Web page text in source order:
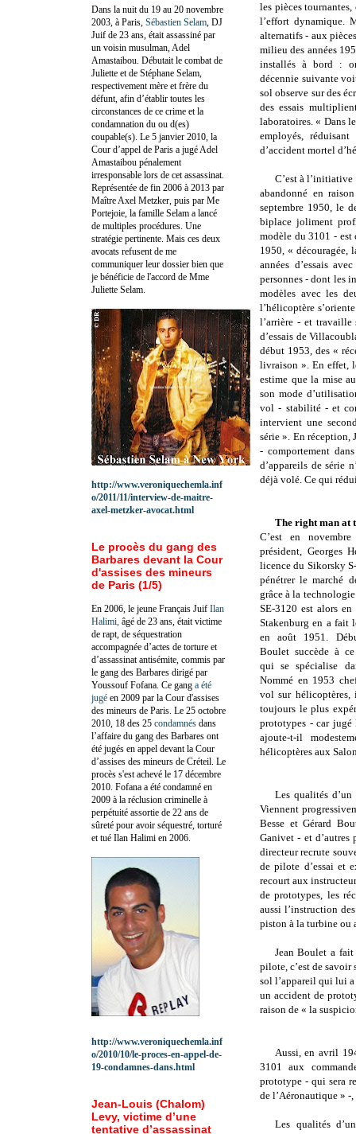
les pièces
l’effort dynamique.
alternatifs - aux
milieu des années
installés à bord : on
décennie suivante
sol observe sur des
des essais
laboratoires. « Dans
employés,
d’accident mortel
C’est à l’initiative
abandonné en
septembre 1950, le
biplace joliment
modèle du 3101 - est
1950, « découragée,
années d’essais
personnes - dont les
modèles avec les
l’hélicoptère
l’arrière - et
d’essais de
début 1953, des «
livraison ». En effet,
estime que la mise
son mode
vol - stabilité - et
intervient une
série ». En réception,
- comportement
d’appareils de série
déjà volé. Ce qui
The right man at
C’est en
président, Georges
licence du Sikorsky
pénétrer le marché
grâce à la
SE-3120 est alors en
Stakenburg en a fait
en août 1951.
Boulet succède à
qui se spécialise
Nommé en 1953
vol sur hélicoptères,
toujours le plus
prototypes - car jugé
ajoute-t-il
hélicoptères aux
Les qualités
Viennent
Besse et Gérard
Ganivet - et d’autres
directeur recrute
de pilote d’essai et
recourt aux
de prototypes, les
aussi l’instruction
piston à la turbine ou
Jean Boulet a
pilote, c’est de savoir
sol l’appareil qui lui
un accident de
raison de « la
Aussi, en avril
3101 aux
prototype - qui sera
de l’Aéronautique » -
Les qualités
Dans la nuit du 19 au 20 novembre
2003, à Paris, Sébastien Selam , DJ
Juif de 23 ans, était assassiné par
un voisin musulman, Adel
Amastaibou. Débutait le combat de
Juliette et de Stéphane Selam,
respectivement mère et frère du
défunt, afin d’établir toutes les
circonstances de ce crime et la
condamnation du ou d(es)
coupable(s). Le 5 janvier 2010, la
Cour d’appel de Paris a jugé Adel
Amastaibou pénalement
irresponsable lors de cet assassinat.
Représentée de fin 2006 à 2013 par
Maître Axel Metzker, puis par Me
Portejoie, la famille Selam a lancé
de multiples procédures. Une
stratégie pertinente. Mais ces deux
avocats refusent de me
communiquer leur dossier bien que
je bénéficie de l'accord de Mme
Juliette Selam.
http://www.veroniquechemla.inf
o/2011/11/interview-de-maitre-
axel-metzker-avocat.html
Le procès du gang des
Barbares devant la Cour
d'assises des mineurs
de Paris (1/5)
En 2006, le jeune Français Juif Ilan
Halimi, âgé de 23 ans, était victime
de rapt, de séquestration
accompagnée d’actes de torture et
d’assassinat antisémite, commis par
le gang des Barbares dirigé par
Youssouf Fofana. Ce gang a été
jugé en 2009 par la Cour d'assises
des mineurs de Paris. Le 25 octobre
2010, 18 des 25 condamnés dans
l’affaire du gang des Barbares ont
été jugés en appel devant la Cour
d’assises des mineurs de Créteil. Le
procès s'est achevé le 17 décembre
2010. Fofana a été condamné en
2009 à la réclusion criminelle à
perpétuité assortie de 22 ans de
sûreté pour avoir séquestré, torturé
et tué Ilan Halimi en 2006.
http://www.veroniquechemla.inf
o/2010/10/le-proces-en-appel-de-
19-condamnes-dans.html
Jean-Louis (Chalom)
Levy, victime d’une
tentative d’assassinat